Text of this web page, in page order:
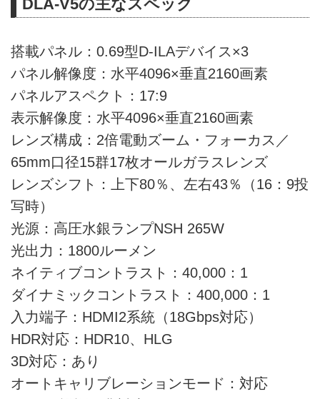
DLA-V5の主なスペック
搭載パネル：0.69型D-ILAデバイス×3
パネル解像度：水平4096×垂直2160画素
パネルアスペクト：17:9
表示解像度：水平4096×垂直2160画素
レンズ構成：2倍電動ズーム・フォーカス／
65mm口径15群17枚オールガラスレンズ
レンズシフト：上下80％、左右43％（16：9投
写時）
光源：高圧水銀ランプNSH 265W
光出力：1800ルーメン
ネイティブコントラスト：40,000：1
ダイナミックコントラスト：400,000：1
入力端子：HDMI2系統（18Gbps対応）
HDR対応：HDR10、HLG
3D対応：あり
オートキャリブレーションモード：対応